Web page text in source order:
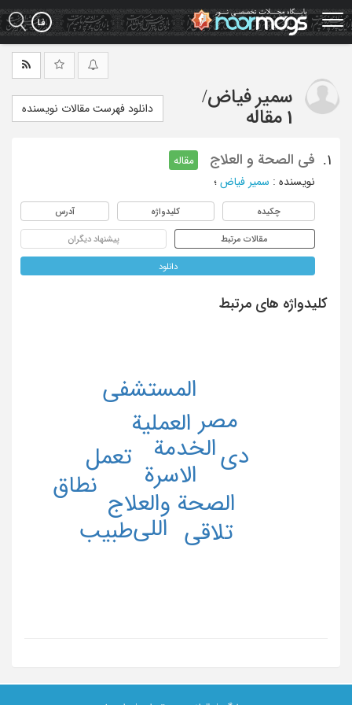
Skip
to
main
سمیر فیاض/
1 مقاله
دانلود فهرست مقالات نویسنده
1. فی الصحة و العلاج
مقاله
نویسنده : سمیر فیاض ؛
چکیده کلیدواژه آدرس
مقالات مرتبط پیشنهاد دیگران
دانلود
کلیدواژه های مرتبط
الاسرة
الخدمة
الصحة والعلاج
العملیة
اللی
المستشفی
تعمل
تلاقی
دی
طبیب
مصر
نطاق